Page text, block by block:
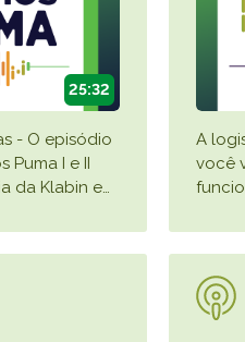
25:32
- O episódio
Puma I e II
da Klabin e…
A
você